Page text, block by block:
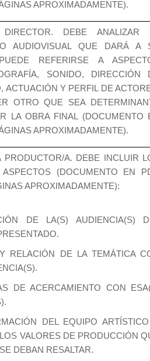
APROXIMADAMENTE).
DEBE ANALIZAR
AUDIOVISUAL QUE DARÁ A
REFERIRSE A
SONIDO, DIRECCIÓN
ACTUACIÓN Y PERFIL DE
OTRO QUE SEA
LA OBRA FINAL (DOCUMENTO
APROXIMADAMENTE).
PRODUCTOR/A. DEBE INCLUIR
ASPECTOS (DOCUMENTO EN
APROXIMADAMENTE):
DE LA(S) AUDIENCIA(S)
RELACIÓN DE LA TEMÁTICA
DE ACERCAMIENTO CON
DEL EQUIPO
VALORES DE PRODUCCIÓN
DEBAN RESALTAR.